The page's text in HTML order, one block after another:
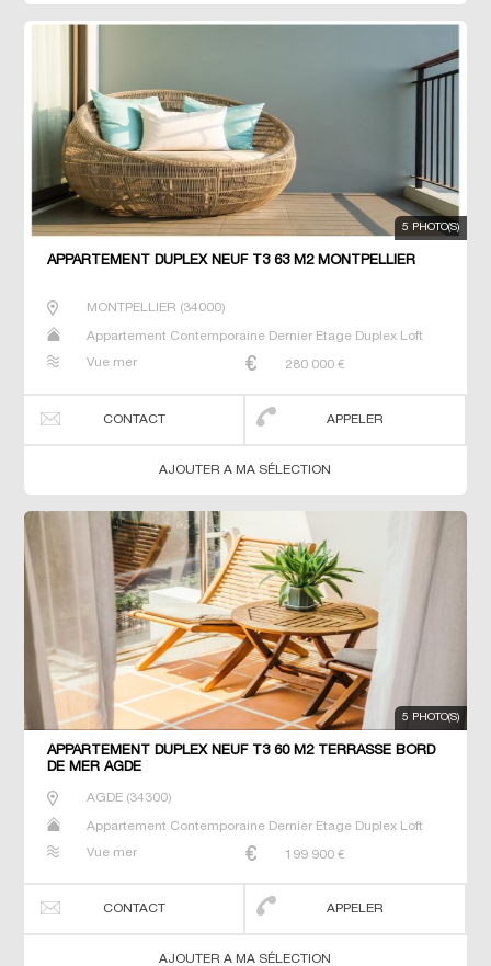
5 PHOTO(S)
APPARTEMENT DUPLEX NEUF T3 63 M2 MONTPELLIER
MONTPELLIER (34000)
Appartement Contemporaine Dernier Etage Duplex Loft
Vue mer
280 000 €
CONTACT APPELER
AJOUTER A MA SÉLECTION
5 PHOTO(S)
APPARTEMENT DUPLEX NEUF T3 60 M2 TERRASSE BORD
DE MER AGDE
AGDE(34300)
Appartement Contemporaine Dernier Etage Duplex Loft
Vue mer
199 900 €
CONTACT APPELER
AJOUTER A MA SÉLECTION